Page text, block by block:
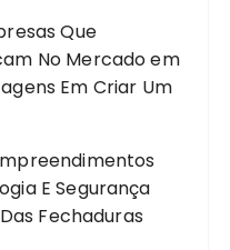
Que
No Mercadoem
Em Criar Um
E Segurança
Fechaduras